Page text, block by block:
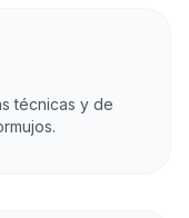
técnicas y de